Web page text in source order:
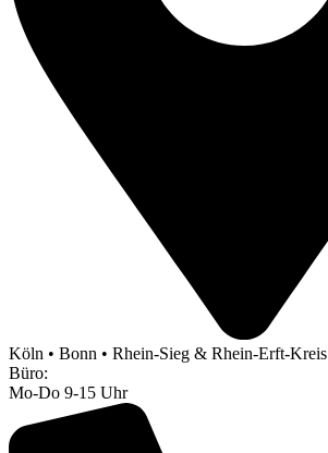
Köln • Bonn • Rhein-Sieg & Rhein-Erft-Kreis
Büro:
Mo-Do 9-15 Uhr